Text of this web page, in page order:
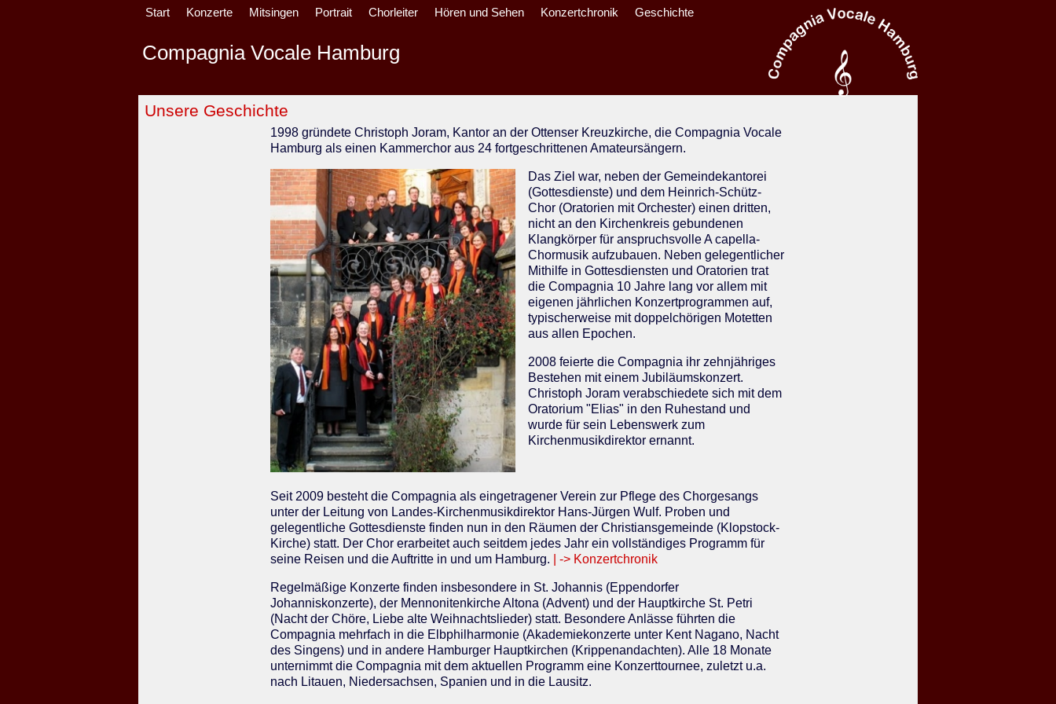
Start Konzerte Mitsingen Portrait Chorleiter Hören und Sehen Konzertchronik Geschichte
Compagnia Vocale Hamburg
Unsere Geschichte
1998 gründete Christoph Joram, Kantor an der Ottenser Kreuzkirche, die Compagnia Vocale
Hamburg als einen Kammerchor aus 24 fortgeschrittenen Amateursängern.
Das Ziel war, neben der Gemeindekantorei
(Gottesdienste) und dem Heinrich-Schütz-
Chor (Oratorien mit Orchester) einen dritten,
nicht an den Kirchenkreis gebundenen
Klangkörper für anspruchsvolle A capella-
Chormusik aufzubauen. Neben gelegentlicher
Mithilfe in Gottesdiensten und Oratorien trat
die Compagnia 10 Jahre lang vor allem mit
eigenen jährlichen Konzertprogrammen auf,
typischerweise mit doppelchörigen Motetten
aus allen Epochen.
2008 feierte die Compagnia ihr zehnjähriges
Bestehen mit einem Jubiläumskonzert.
Christoph Joram verabschiedete sich mit dem
Oratorium "Elias" in den Ruhestand und
wurde für sein Lebenswerk zum
Kirchenmusikdirektor ernannt.
Seit 2009 besteht die Compagnia als eingetragener Verein zur Pflege des Chorgesangs
unter der Leitung von Landes-Kirchenmusikdirektor Hans-Jürgen Wulf. Proben und
gelegentliche Gottesdienste finden nun in den Räumen der Christiansgemeinde (Klopstock-
Kirche) statt. Der Chor erarbeitet auch seitdem jedes Jahr ein vollständiges Programm für
seine Reisen und die Auftritte in und um Hamburg.
| -> Konzertchronik
Regelmäßige Konzerte finden insbesondere in St. Johannis (Eppendorfer
Johanniskonzerte), der Mennonitenkirche Altona (Advent) und der Hauptkirche St. Petri
(Nacht der Chöre, Liebe alte Weihnachtslieder) statt. Besondere Anlässe führten die
Compagnia mehrfach in die Elbphilharmonie (Akademiekonzerte unter Kent Nagano, Nacht
des Singens) und in andere Hamburger Hauptkirchen (Krippenandachten). Alle 18 Monate
unternimmt die Compagnia mit dem aktuellen Programm eine Konzerttournee, zuletzt u.a.
nach Litauen, Niedersachsen, Spanien und in die Lausitz.